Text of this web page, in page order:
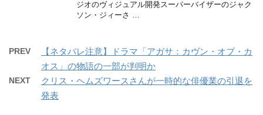
ジオのヴィジュアル開発スーパーバイザーのジャク
ソン・ジィーさ …
PREV
【ネタバレ注意】ドラマ「アガサ：カヴン・オブ・カ
オス」の物語の一部が判明か
NEXT
クリス・ヘムズワースさんが一時的な俳優業の引退を
発表